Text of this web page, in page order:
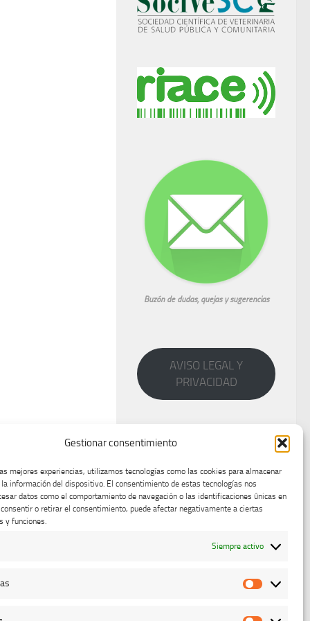
Gestionar consentimiento
mejores experiencias, utilizamos tecnologías como las cookies para almacenar
información del dispositivo. El consentimiento de estas tecnologías nos
datos como el comportamiento de navegación o las identificaciones únicas en
o retirar el consentimiento, puede afectar negativamente a ciertas
y funciones.
Siempre activo
Buzón de dudas, quejas y sugerencias
AVISO LEGAL Y
PRIVACIDAD